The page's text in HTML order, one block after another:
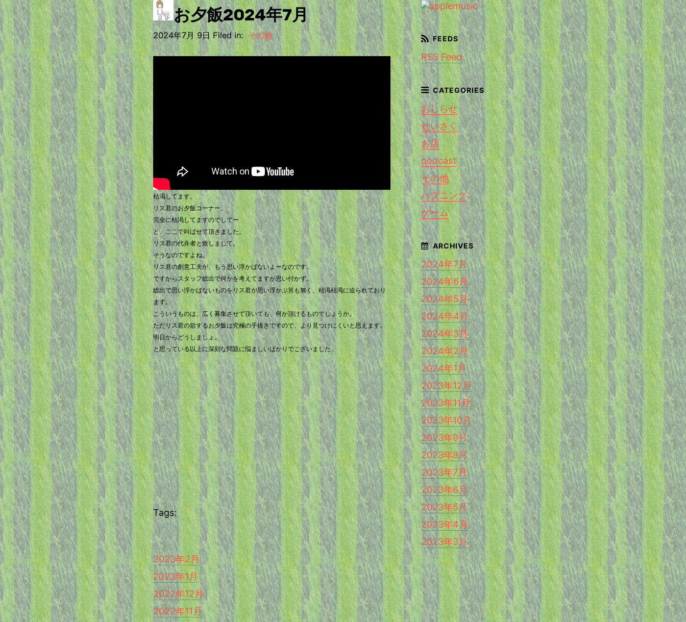
お夕飯2024年7月
2024年7月 9日 Filed in: その他
枯渇してます。
リス君のお夕飯コーナー。
完全に枯渇してますのでしてー
と、ここで叫ばせて頂きました。
リス君の代弁者と致しまして。
そうなのですよね。
リス君の創意工夫が、もう思い浮かばないよーなのです。
ですからスタッフ総出で何かを考えてますが思い付かず。
総出で思い浮かばないものをリス君が思い浮かぶ筈も無く、枯渇枯渇に迫られており
ます。
こういうものは、広く募集させて頂いても、何か頂けるものでしょうか。
ただリス君の欲するお夕飯は究極の手抜きですので、より見つけにくいと思えます。
明日からどうしましょ。
と思っている以上に深刻な問題に悩ましいばかりでございました、
Tags:
RSS Feed
おしらせ
せいさく
お店
podcast
その他
ハプニング
ゲーム
2024年7月
2024年6月
2024年5月
2024年4月
2024年3月
2024年2月
2024年1月
2023年12月
2023年11月
2023年10月
2023年9月
2023年8月
2023年7月
2023年6月
2023年5月
2023年4月
2023年3月
2023年2月
2023年1月
2022年12月
2022年11月